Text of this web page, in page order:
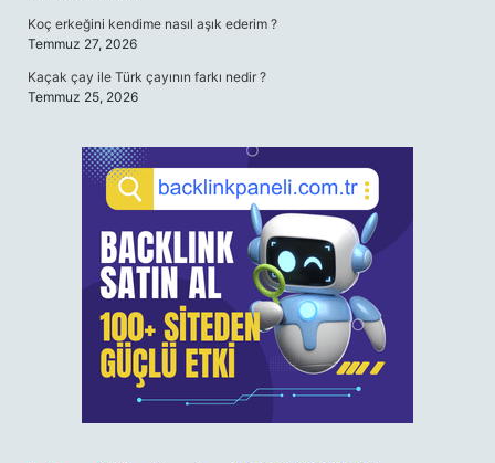
Koç erkeğini kendime nasıl aşık ederim ?
Temmuz 27, 2026
Kaçak çay ile Türk çayının farkı nedir ?
Temmuz 25, 2026